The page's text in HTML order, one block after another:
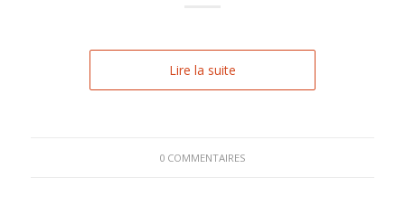
Lire la suite
0 COMMENTAIRES